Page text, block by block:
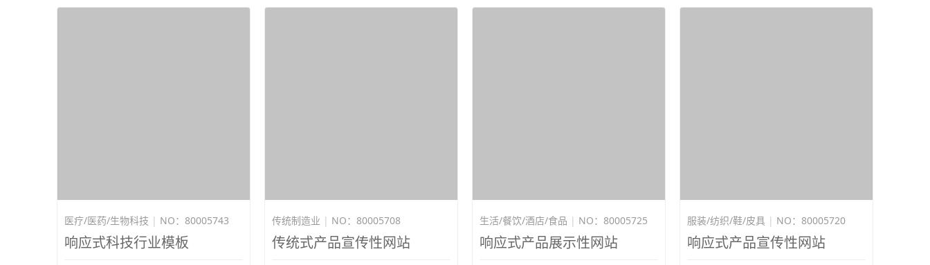
医疗/医药/生物科技 | NO：80005743
响应式科技行业模板
传统制造业 | NO：80005708
传统式产品宣传性网站
生活/餐饮/酒店/食品 | NO：80005725
响应式产品展示性网站
服装/纺织/鞋/皮具 | NO：80005720
响应式产品宣传性网站